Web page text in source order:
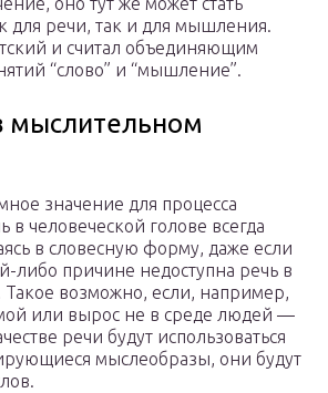
для речи, так и для мышления.
и считал объединяющим
“слово” и “мышление”.
мыслительном
значение для процесса
человеческой голове всегда
в словесную форму, даже если
либо причине недоступна речь в
возможно, если, например,
или вырос не в среде людей —
речи будут использоваться
мыслеобразы, они будут